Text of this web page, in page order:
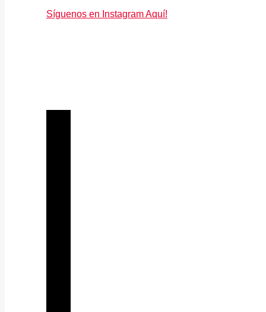
Síguenos en Instagram Aquí!